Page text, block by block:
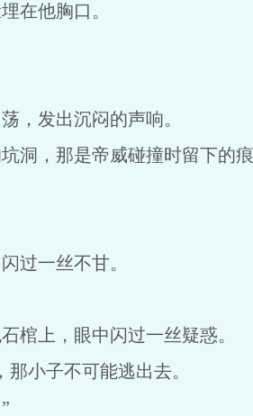
在他胸口。
，发出沉闷的声响。
洞，那是帝威碰撞时留下的
过一丝不甘。
棺上，眼中闪过一丝疑惑。
小子不可能逃出去。